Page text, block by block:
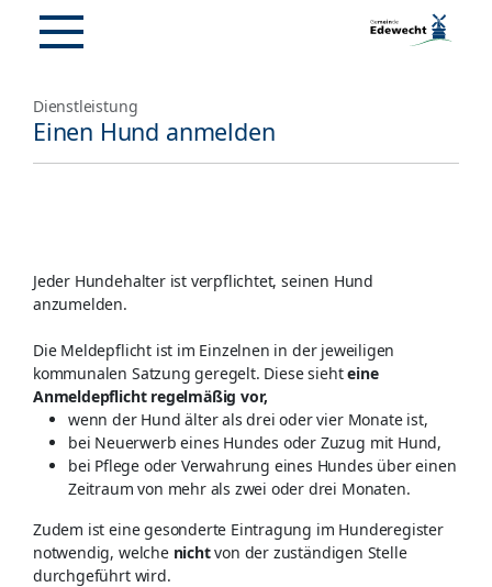
Dienstleistung
Einen Hund anmelden
Jeder Hundehalter ist verpflichtet, seinen Hund
anzumelden.
Die Meldepflicht ist im Einzelnen in der jeweiligen
kommunalen Satzung geregelt. Diese siehteine
Anmeldepflicht regelmäßig vor,
wenn der Hund älter als drei oder vier Monate ist,
bei Neuerwerb eines Hundes oder Zuzug mit Hund,
bei Pflege oder Verwahrung eines Hundes über einen
Zeitraum von mehr als zwei oder drei Monaten.
Zudem ist eine gesonderte Eintragung im Hunderegister
notwendig, welche nichtvon der zuständigen Stelle
durchgeführt wird.